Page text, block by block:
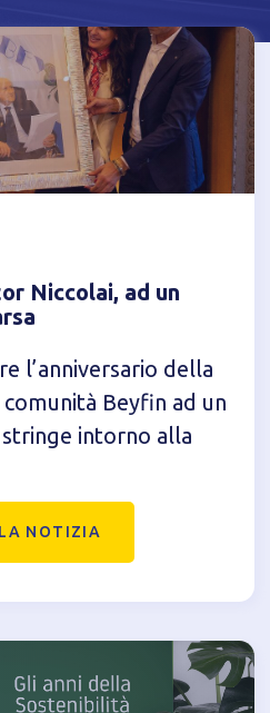
Niccolai, ad un
l’anniversario della
Beyfin ad un
stringe intorno alla
NOTIZIA
di cookie tecnici (obbligatori per
del sito)